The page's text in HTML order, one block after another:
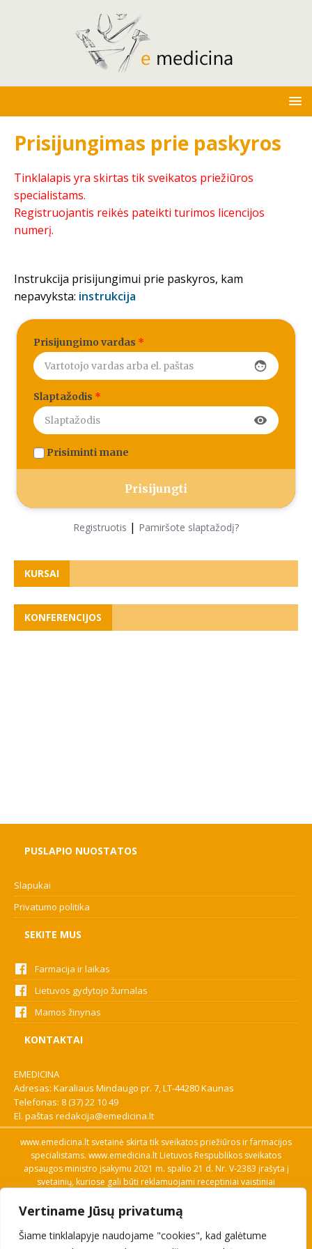
Vertiname Jūsų privatumą
Šiame tinklalapyje naudojame "cookies", kad galėtume
Prisijungimas prie paskyros
Tinklalapis yra skirtas tik sveikatos priežiūros
specialistams.
Registruojantis reikės pateikti turimos licencijos
numerį.
Instrukcija prisijungimui prie paskyros, kam
nepavyksta: instrukcija
Prisijungimo vardas *
face
Slaptažodis *
visibility
Prisiminti mane
Registruotis | Pamiršote slaptažodį?
KURSAI
KONFERENCIJOS
PUSLAPIO NUOSTATOS
Slapukai
Privatumo politika
SEKITE MUS
Farmacija ir laikas
Lietuvos gydytojo žurnalas
Mamos žinynas
KONTAKTAI
EMEDICINA
Adresas: Karaliaus Mindaugo pr. 7, LT-44280 Kaunas
Telefonas: 8 (37) 22 10 49
El. paštas redakcija@emedicina.lt
www.emedicina.lt svetainė skirta tik sveikatos priežiūros ir farmacijos
specialistams. www.emedicina.lt Lietuvos Respublikos sveikatos
apsaugos ministro įsakymu 2021 m. spalio 21 d. Nr. V-2383 įrašyta į
svetainių, kuriose gali būti reklamuojami receptiniai vaistiniai
savo profesinę kvalifikaciją. Naudingos nuorodos: Vaistų ir medicinos
pagalbos priemonių kainų paieška, VVKT tinklalapis, Sveikatos
priežiūros ar farmacijos specialisto pranešimo apie įtariamą